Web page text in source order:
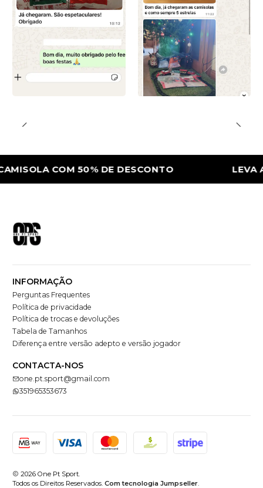
COM 50% DE DESCONTO LEVA A 2ª
INFORMAÇÃO
Perguntas Frequentes
Política de privacidade
Política de trocas e devoluções
Tabela de Tamanhos
Diferença entre versão adepto e versão jogador
CONTACTA-NOS
one.pt.sport@gmail.com
351965353673
2026 One Pt Sport.
Todos os Direitos Reservados. Com tecnologia Jumpseller.